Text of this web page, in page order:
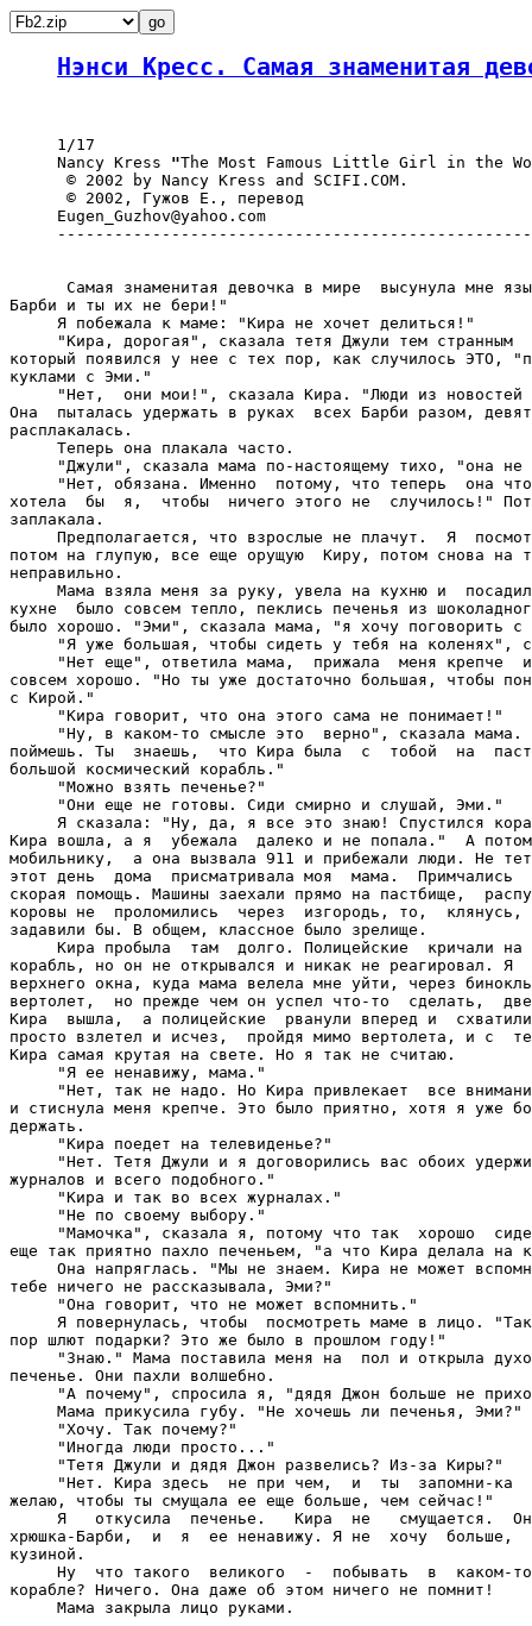
Нэнси Кресс. Самая знаменитая
     1/17
     Nancy Kress
"The Most Famous Little Girl in the
      © 2002 by Nancy Kress and SCIFI.COM.
      © 2002, Гужов Е., перевод
     Eugen_Guzhov@yahoo.com
Самая знаменитая девочка в мире  высунула мне
Барби и ты их не бери!"
     Я побежала к маме: "Кира не хочет делиться!"
"Кира, дорогая", сказала тетя Джули тем странным
который появился у нее с тех пор, как случилось ЭТО,
куклами с Эми."
"Нет,  они мои!", сказала Кира. "Люди из новостей
Она  пыталась удержать в руках  всех Барби разом,
расплакалась.
     Теперь она плакала часто.
"Джули", сказала мама по-настоящему тихо, "она не
"Нет, обязана. Именно  потому, что теперь  она
хотела  бы  я,  чтобы  ничего этого не  случилось!"
заплакала.
Предполагается, что взрослые не плачут.  Я
потом на глупую, все еще орущую  Киру, потом снова на
неправильно.
Мама взяла меня за руку, увела на кухню и
кухне  было совсем тепло, пеклись печенья из
было хорошо. "Эми", сказала мама, "я хочу поговорить с
"Я уже большая, чтобы сидеть у тебя на коленях",
"Нет еще", ответила мама,  прижала  меня крепче
совсем хорошо. "Но ты уже достаточно большая, чтобы
с Кирой."
     "Кира говорит, что она этого сама не понимает!"
"Ну, в каком-то смысле это  верно", сказала мама.
поймешь. Ты  знаешь,  что Кира была  с  тобой  на
большой космический корабль."
     "Можно взять печенье?"
     "Они еще не готовы. Сиди смирно и слушай, Эми."
Я сказала: "Ну, да, я все это знаю! Спустился
Кира вошла, а я  убежала  далеко и не попала."  А
мобильнику,  а она вызвала 911 и прибежали люди. Не
этот день  дома  присматривала моя  мама.  Примчались
скорая помощь. Машины заехали прямо на пастбище,
коровы не  проломились  через  изгородь, то,  клянусь,
задавили бы. В общем, классное было зрелище.
Кира пробыла  там  долго. Полицейские  кричали на
корабль, но он не открывался и никак не реагировал. Я
верхнего окна, куда мама велела мне уйти, через
вертолет,  но прежде чем он успел что-то  сделать,
Кира  вышла,  а полицейские  рванули вперед и
просто взлетел и исчез,  пройдя мимо вертолета, и с
Кира самая крутая на свете. Но я так не считаю.
     "Я ее ненавижу, мама."
"Нет, так не надо. Но Кира привлекает  все
и стиснула меня крепче. Это было приятно, хотя я уже
держать.
     "Кира поедет на телевиденье?"
"Нет. Тетя Джули и я договорились вас обоих
журналов и всего подобного."
     "Кира и так во всех журналах."
     "Не по своему выбору."
"Мамочка", сказала я, потому что так  хорошо
еще так приятно пахло печеньем, "а что Кира делала на
Она напряглась. "Мы не знаем. Кира не может
тебе ничего не рассказывала, Эми?"
     "Она говорит, что не может вспомнить."
Я повернулась, чтобы  посмотреть маме в лицо.
пор шлют подарки? Это же было в прошлом году!"
"Знаю." Мама поставила меня на  пол и открыла
печенье. Они пахли волшебно.
"А почему", спросила я, "дядя Джон больше не
     Мама прикусила губу. "Не хочешь ли печенья, Эми?"
     "Хочу. Так почему?"
     "Иногда люди просто..."
     "Тетя Джули и дядя Джон развелись? Из-за Киры?"
"Нет. Кира здесь  не при чем,  и  ты  запомни-ка
желаю, чтобы ты смущала ее еще больше, чем сейчас!"
Я   откусила  печенье.   Кира  не   смущается.
хрюшка-Барби,  и  я  ее ненавижу. Я не  хочу  больше,
кузиной.
Ну  что такого  великого  -  побывать  в  каком-
корабле? Ничего. Она даже об этом ничего не помнит!
     Мама закрыла лицо руками.